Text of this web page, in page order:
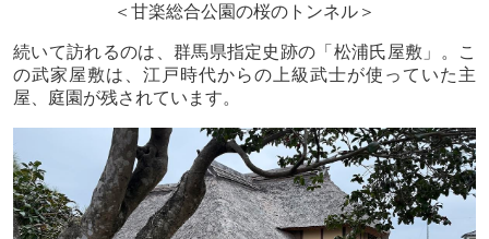
＜甘楽総合公園の桜のトンネル＞
続いて訪れるのは、群馬県指定史跡の「松浦氏屋敷」。こ
の武家屋敷は、江戸時代からの上級武士が使っていた主
屋、庭園が残されています。